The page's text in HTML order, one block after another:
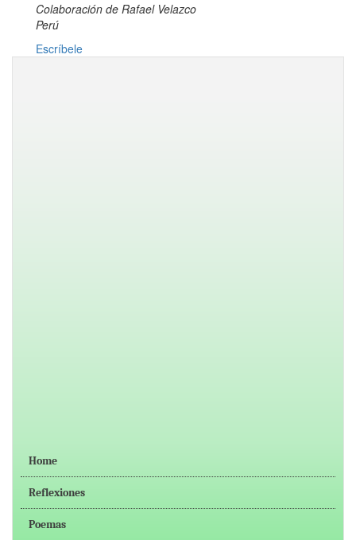
Colaboración de Rafael Velazco
Perú
Escríbele
Home
Reflexiones
Poemas